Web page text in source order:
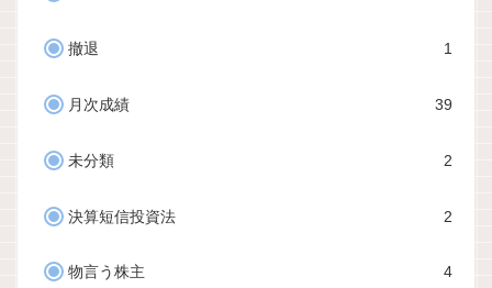
撤退 1
月次成績 39
未分類 2
決算短信投資法 2
物言う株主 4